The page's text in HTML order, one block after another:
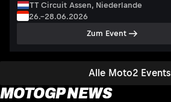
Alle Moto2 Events
TT Circuit Assen, Niederlande
26.–28.06.2026
Zum Event
MOTOGP NEWS